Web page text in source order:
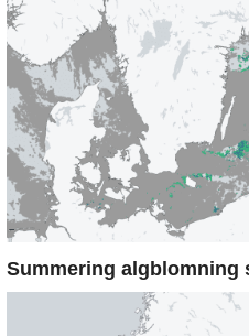
Summering algblomning